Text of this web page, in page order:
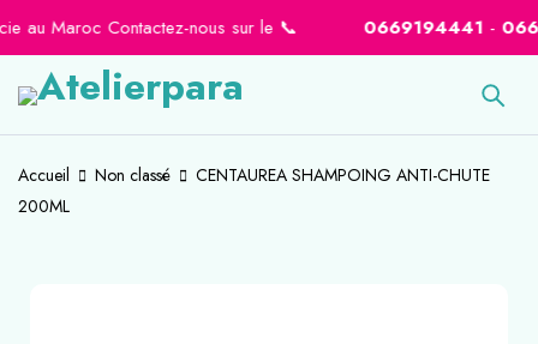
au Maroc Contactez-nous sur le 📞 0669194441-
Accueil Non classé
CENTAUREA SHAMPOING ANTI-CHUTE
200ML